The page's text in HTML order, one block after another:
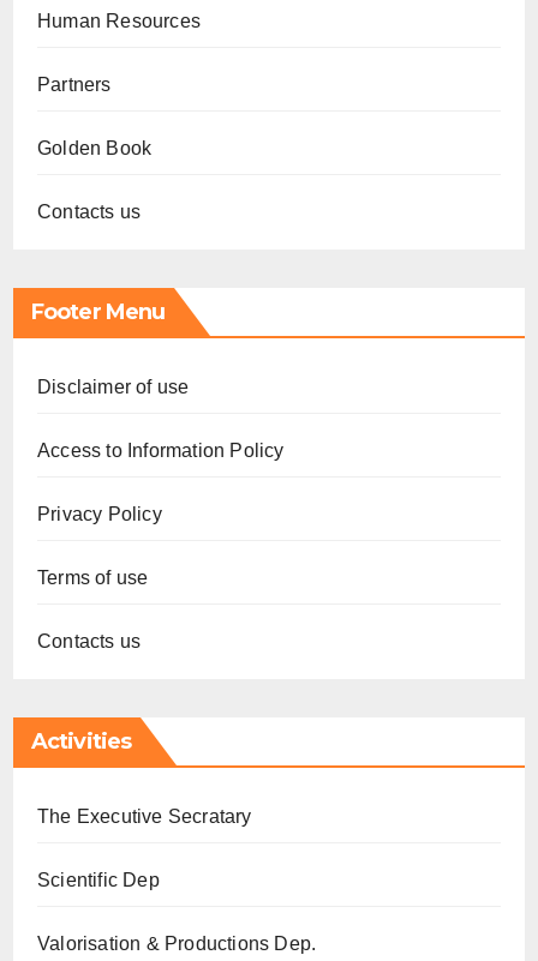
Human Resources
Partners
Golden Book
Contacts us
Footer Menu
Disclaimer of use
Access to Information Policy
Privacy Policy
Terms of use
Contacts us
Activities
The Executive Secratary
Scientific Dep
Valorisation & Productions Dep.